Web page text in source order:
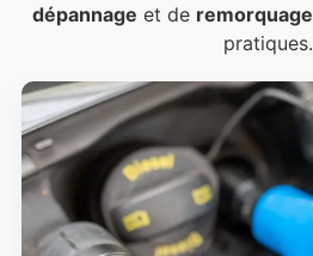
dépannage et de remorquage
pratiques.